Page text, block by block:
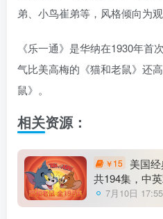
弟、小鸟崔弟等，风格倾向为观
《乐一通》是华纳在1930年首
气比美高梅的《猫和老鼠》还
鼠》。
相关资源：
￥ 15
美国
共194集，中
7月10日 17:55